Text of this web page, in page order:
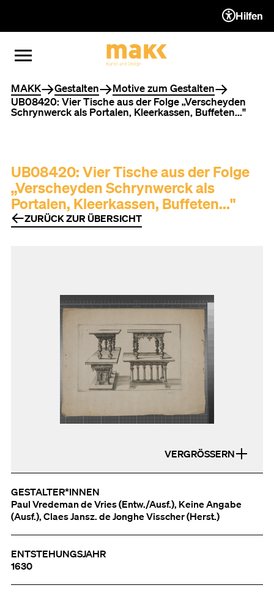
ZUM INHALT (ACCESSKEY 1)
ZUR NAVIGATION
ZUM FOOTER (ACCESSKEY 3)
MENÜ ÖFFNEN
MENÜ SCHLIESSEN
Hilfen
Sie befinden sich hier
MAKK Gestalten
Motive zum Gestalten
UB08420: Vier Tische aus der Folge „Verscheyden
Schrynwerck als Portalen, Kleerkassen, Buffeten..."
UB08420: Vier Tische aus der Folge
„Verscheyden Schrynwerck als
Portalen, Kleerkassen, Buffeten..."
ZURÜCK ZUR ÜBERSICHT
VERGRÖSSERN
GESTALTER*INNEN
Paul Vredeman de Vries (Entw./Ausf.), Keine Angabe
(Ausf.), Claes Jansz. de Jonghe Visscher (Herst.)
ENTSTEHUNGSJAHR
1630